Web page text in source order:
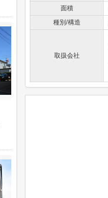
面積
種別/構造
取扱会社